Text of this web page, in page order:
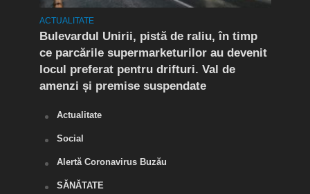
ACTUALITATE
Bulevardul Unirii, pistă de raliu, în timp
ce parcările supermarketurilor au devenit
locul preferat pentru drifturi. Val de
amenzi și premise suspendate
Actualitate
Social
Alertă Coronavirus Buzău
SĂNĂTATE